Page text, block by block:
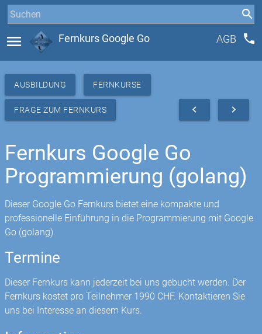
menu Fernkurs Google Go AGB phone
AUSBILDUNG FERNKURSE
FRAGE ZUM FERNKURS navigate_next
navigate_before
Fernkurs Google Go
Programmierung (golang)
Dieser Google Go Fernkurs bietet eine kompakte und
professionelle Einführung in die Programmierung mit Google
Go (golang).
Termine
Dieser Fernkurs kann jederzeit bei uns gebucht werden. Der
Fernkurs kostet pro Teilnehmer 1990 CHF. Kontaktieren Sie
uns bei Interesse an diesem Kurs.